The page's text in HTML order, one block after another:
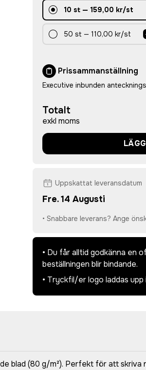
10 st— 159,00 kr/st
50 st — 110,00 kr/st
Prissammanställning
Executive inbunden
Totalt
exkl moms
Uppskattat leveransdatum
Fre. 14 Augusti
• Snabbare leverans? Ange
• Du får alltid godkänna en
beställningen blir bindande.
• Tryckfil/er logo laddas upp
blad (80 g/m²). Perfekt för att